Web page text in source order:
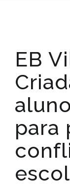
EB
para